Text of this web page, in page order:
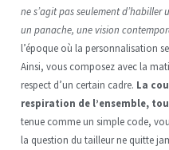
ne s’agit pas seulement d’habiller
un panache, une vision
l’époque où la personnalisation
Ainsi, vous composez avec la
respect d’un certain cadre. La
respiration de l’ensemble,
tenue comme un simple code,
la question du tailleur ne quitte